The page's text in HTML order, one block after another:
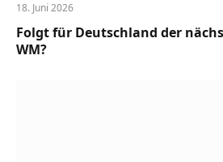
18. Juni 2026
Folgt für Deutschland der
WM?